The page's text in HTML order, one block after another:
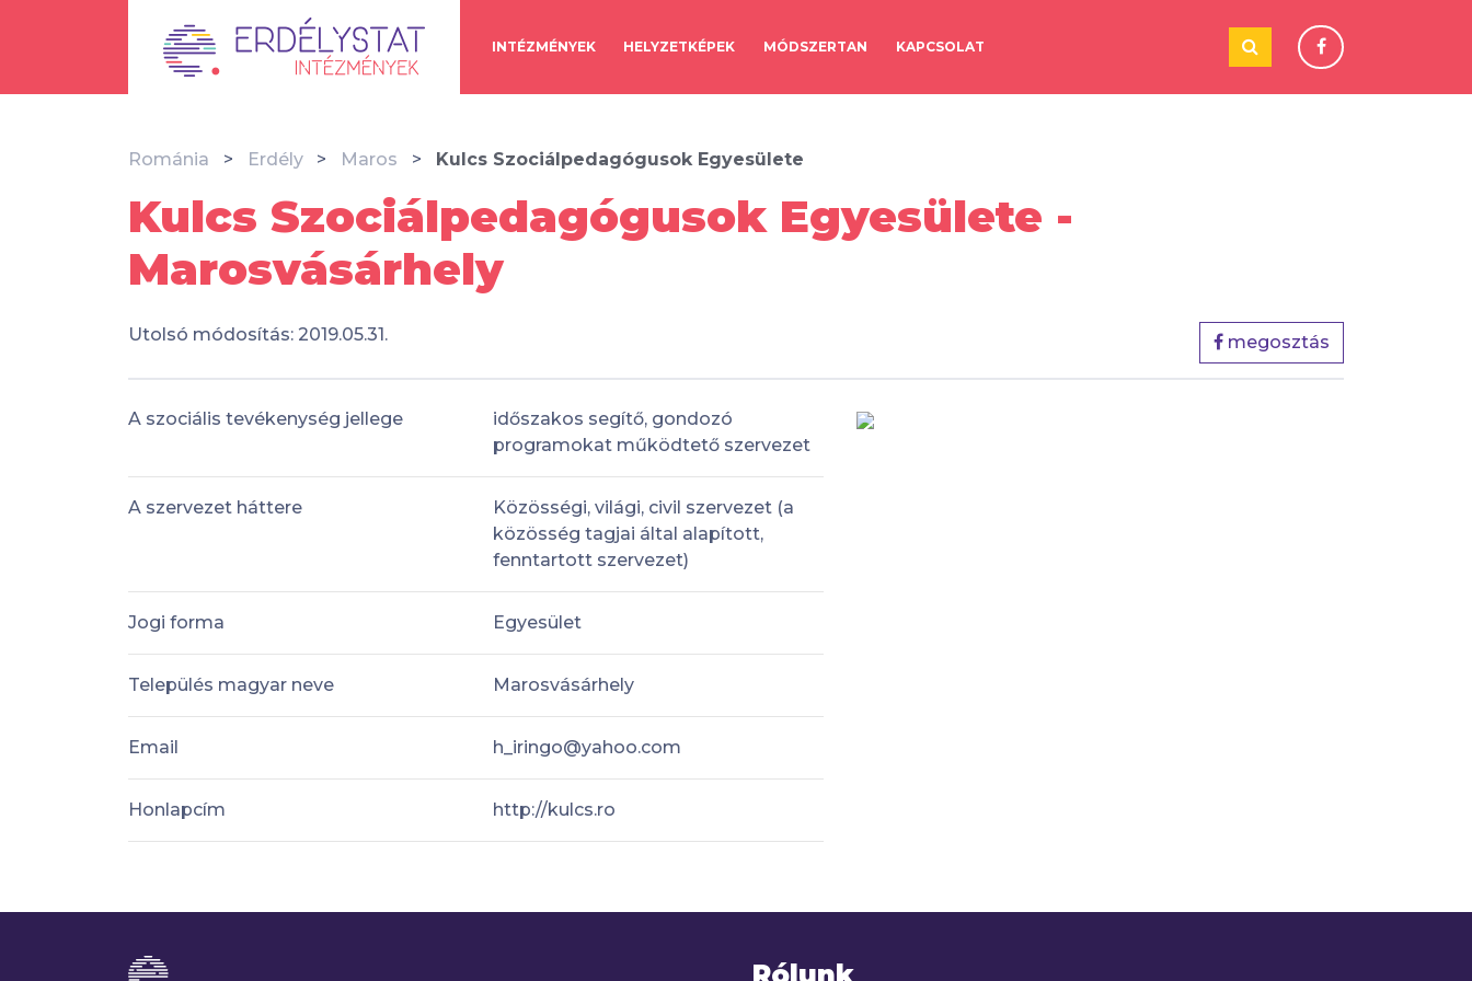
INTÉZMÉNYEK HELYZETKÉPEK MÓDSZERTAN KAPCSOLAT
Románia Erdély Maros Kulcs Szociálpedagógusok Egyesülete
Kulcs Szociálpedagógusok Egyesülete -
Marosvásárhely
Utolsó módosítás: 2019.05.31. megosztás
A szociális tevékenység jellege
időszakos segítő, gondozó
programokat működtető szervezet
A szervezet háttere
Közösségi, világi, civil szervezet (a
közösség tagjai által alapított,
fenntartott szervezet)
Jogi forma Egyesület
Település magyar neve Marosvásárhely
Email h_iringo@yahoo.com
Honlapcím http://kulcs.ro